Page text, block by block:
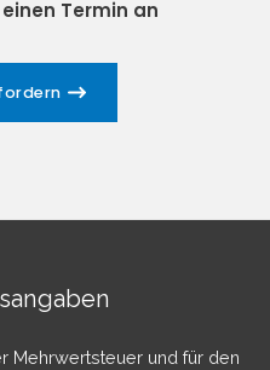
Termin an
Mehrwertsteuer und für den